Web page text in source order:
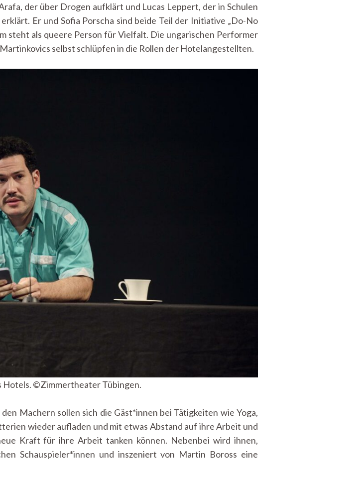
der über Drogen aufklärt und Lucas Leppert, der in Schulen
Er und Sofia Porscha sind beide Teil der Initiative „Do-No
steht als queere Person für Vielfalt. Die ungarischen Performer
selbst schlüpfen in die Rollen der Hotelangestellten.
Hotels. ©Zimmertheater Tübingen.
Machern sollen sich die Gäst*innen bei Tätigkeiten wie Yoga,
wieder aufladen und mit etwas Abstand auf ihre Arbeit und
Kraft für ihre Arbeit tanken können. Nebenbei wird ihnen,
Schauspieler*innen und inszeniert von Martin Boross eine